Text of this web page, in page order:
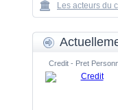
Les acteurs du
Credit - Pret